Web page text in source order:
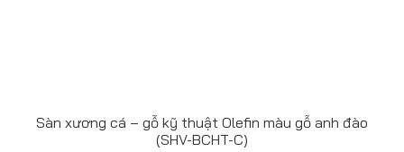
Sàn xương cá – gỗ kỹ thuật Olefin màu gỗ anh đào
(SHV-BCHT-C)